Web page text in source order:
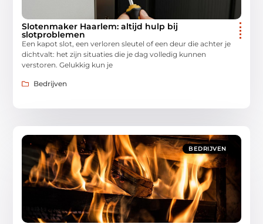
Slotenmaker Haarlem: altijd hulp bij
slotproblemen
Een kapot slot, een verloren sleutel of een deur die achter je
dichtvalt: het zijn situaties die je dag volledig kunnen
verstoren. Gelukkig kun je
Bedrijven
BEDRIJVEN